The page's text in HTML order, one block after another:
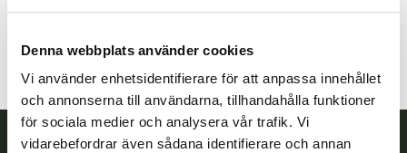
Denna webbplats använder cookies
Vi använder enhetsidentifierare för att anpassa innehållet
och annonserna till användarna, tillhandahålla funktioner
för sociala medier och analysera vår trafik. Vi
vidarebefordrar även sådana identifierare och annan